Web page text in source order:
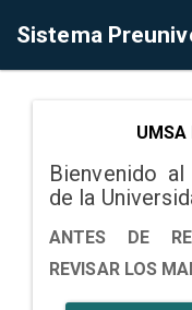
Sistema
UMSA
Bienvenido
de la
ANTES DE
REVISAR LOS